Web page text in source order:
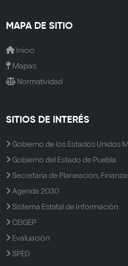
MAPA DE SITIO
Inicio
Mapas
Normatividad
SITIOS DE INTERÉS
Gobierno de los Estados Unidos
Gobierno del Estado de Puebla
Secretaría de Planeación,
Agenda 2030
Sistema Estatal de Información
CEIGEP
Evaluación
SPED